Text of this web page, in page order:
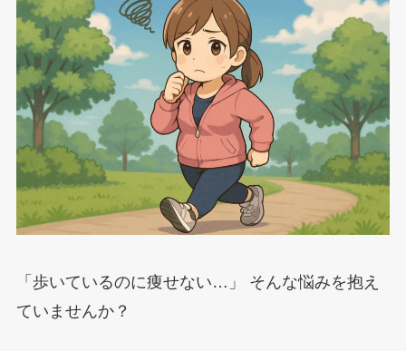
「歩いているのに痩せない…」 そんな悩みを抱え
ていませんか？